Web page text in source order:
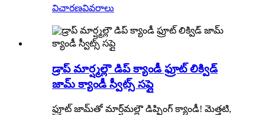
విచారణవివరాలు
డ్రాప్ మార్ష్మల్లౌ డిప్ క్యాండీ ఫ్రూట్ లిక్విడ్
జామ్ క్యాండీ స్వీట్స్ సప్లై
ఫ్రూట్ జామ్‌తో మార్ష్‌మల్లౌ డిప్పింగ్ క్యాండీ! మెత్తటి,